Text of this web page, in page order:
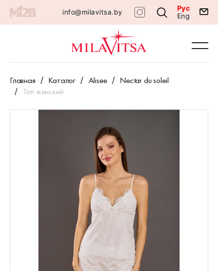
info@milavitsa.by
Рус
Eng
Главная Каталог Alisee
Nectar du soleil
Топ женский